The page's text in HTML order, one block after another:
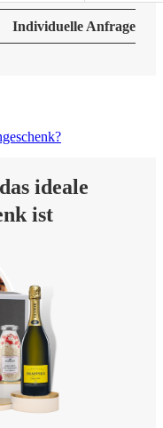
Individuelle Anfrage
ideale
ist